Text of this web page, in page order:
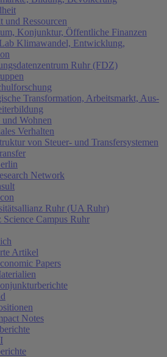
und Ressourcen
Konjunktur, Öffentliche Finanzen
Klimawandel, Entwicklung,
Ruhr (FDZ)
Transformation, Arbeitsmarkt, Aus-
Wohnen
Verhalten
von Steuer- und Transfersystemen
Network
Ruhr (UA Ruhr)
Science Campus Ruhr
Artikel
Papers
Notes